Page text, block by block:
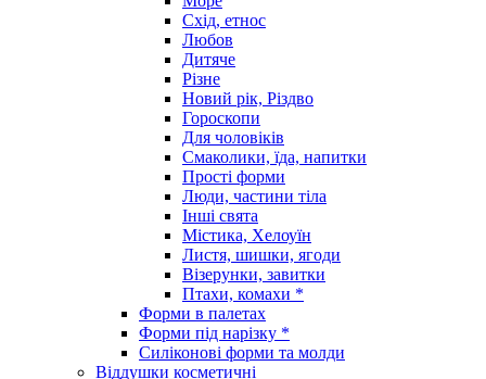
Схід, етнос
Любов
Дитяче
Різне
Новий рік, Різдво
Гороскопи
Для чоловіків
Смаколики, їда, напитки
Прості форми
Люди, частини тіла
Інші свята
Містика, Хелоуїн
Листя, шишки, ягоди
Візерунки, завитки
Птахи, комахи *
Форми в палетах
Форми під нарізку *
Силіконові форми та молди
Віддушки косметичні